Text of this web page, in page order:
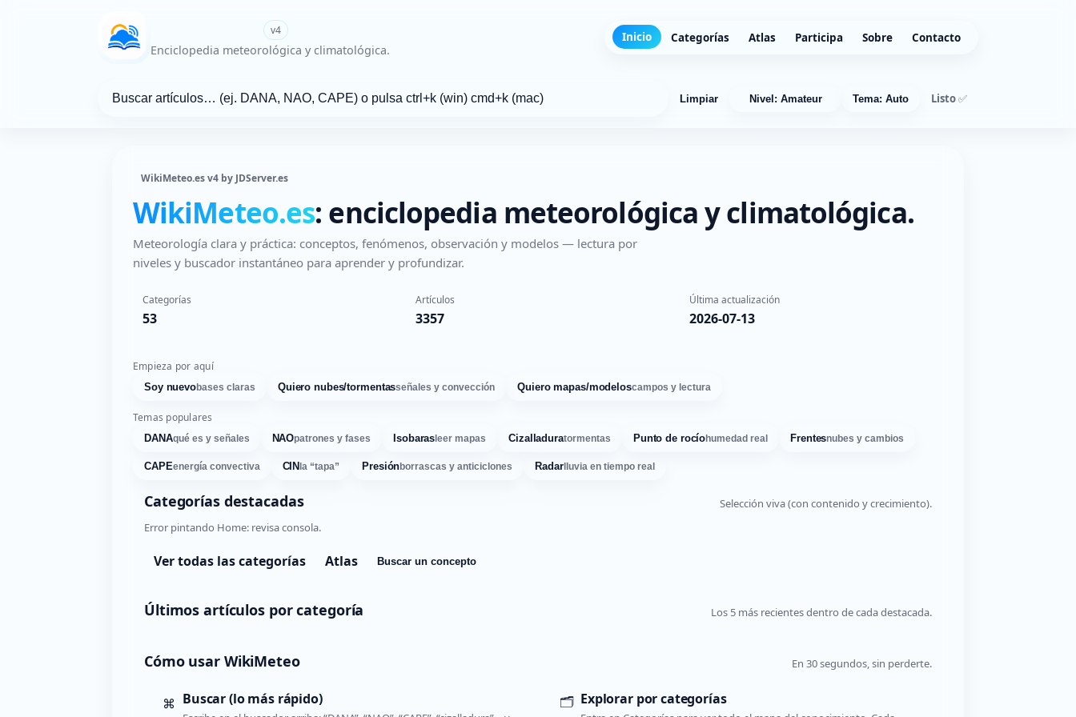
WikiMeteo.es v4
Enciclopedia meteorológica y climatológica.
Inicio Categorías Atlas Participa Sobre Contacto
Limpiar Nivel: Amateur Tema: Auto Listo ✅
WikiMeteo.es v4 by JDServer.es
WikiMeteo.es: enciclopedia meteorológica y climatológica.
Meteorología clara y práctica: conceptos, fenómenos, observación y modelos — lectura por
niveles y buscador instantáneo para aprender y profundizar.
Categorías
53
Artículos
3357
Última actualización
2026-07-13
Empieza por aquí
Soy nuevobases claras Quiero nubes/tormentasseñales y convección Quiero mapas/modeloscampos y lectura
Temas populares
DANAqué es y señales NAOpatrones y fases Isobarasleer mapas Cizalladuratormentas Punto de rocíohumedad real Frentesnubes y cambios
CAPEenergía convectiva CIN la “tapa” Presiónborrascas y anticiclones Radarlluvia en tiempo real
Categorías destacadas
Selección viva (con contenido y crecimiento).
Error pintando Home: revisa consola.
Ver todas las categorías Atlas Buscar un concepto
Últimos artículos por categoría Los 5 más recientes dentro de cada destacada.
Cómo usar WikiMeteo En 30 segundos, sin perderte.
⌘ Buscar (lo más rápido) 🗂️ Explorar por categorías